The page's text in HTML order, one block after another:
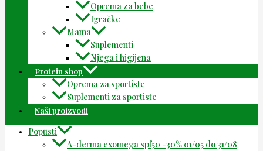
Oprema za bebe
Igračke
Mama
Suplementi
Njega i higijena
Protein shop
Oprema za sportiste
Suplementi za sportiste
Naši proizvodi
Popusti
A-derma exomega spf50 -30% 01/05 do 31/08